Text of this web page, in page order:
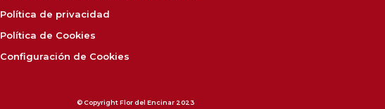
Política de privacidad
Política de Cookies
Configuración de Cookies
© Copyright Flor del Encinar 2023